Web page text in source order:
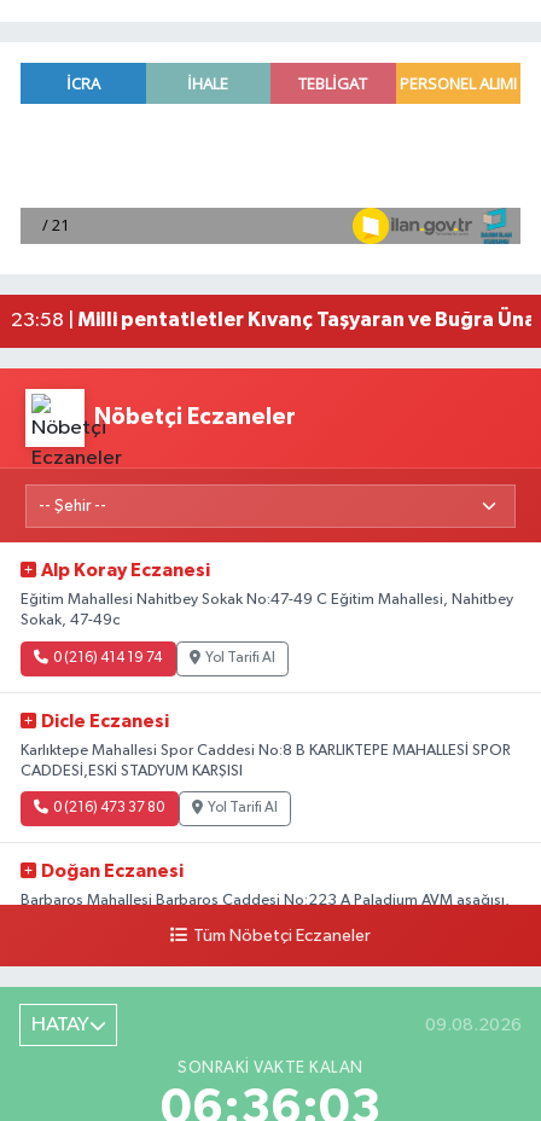
00:39 |
Mersin'de uyuşturucu operasyonunda 190
23:58 | Milli pentatletler Kıvanç Taşyaran ve Buğra
Nöbetçi Eczaneler
Alp Koray Eczanesi
Eğitim Mahallesi Nahitbey Sokak No:47-49 C Eğitim Mahallesi, Nahitbey
Sokak, 47-49c
0 (216) 414 19 74 Yol Tarifi Al
Dicle Eczanesi
Karlıktepe Mahallesi Spor Caddesi No:8 B KARLIKTEPE MAHALLESİ SPOR
CADDESİ,ESKİ STADYUM KARŞISI
0 (216) 473 37 80 Yol Tarifi Al
Doğan Eczanesi
Barbaros Mahallesi Barbaros Caddesi No:223 A Paladium AVM aşağısı,
Mali Eczanesi
Merkez Mahallesi Tüloğlu Sokak No:4 A REŞİTPAŞACADDESİ QNB BANK
SOKAĞI REŞİTPAŞA DENİZKÖŞKLER SAĞLIK OCAĞI KARŞISI
0 (532) 711 72 17 Yol Tarifi Al
Tüm Nöbetçi Eczaneler
HATAY 09.08.2026
SONRAKI VAKTE KALAN
06:36:03